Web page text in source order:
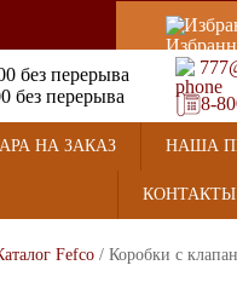
без перерыва
без перерыва
8-
НА ЗАКАЗ НАША
КОНТАКТЫ
Fefco / Коробки с